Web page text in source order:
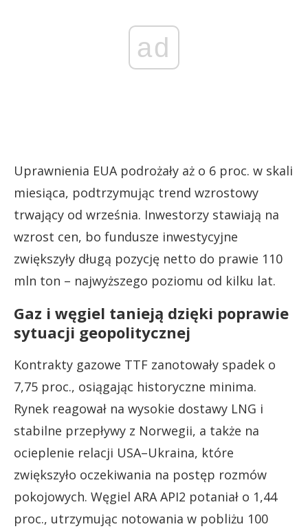
ad
Uprawnienia EUA podrożały aż o 6 proc. w skali
miesiąca, podtrzymując trend wzrostowy
trwający od września. Inwestorzy stawiają na
wzrost cen, bo fundusze inwestycyjne
zwiększyły długą pozycję netto do prawie 110
mln ton – najwyższego poziomu od kilku lat.
Gaz i węgiel tanieją dzięki poprawie
sytuacji geopolitycznej
Kontrakty gazowe TTF zanotowały spadek o
7,75 proc., osiągając historyczne minima.
Rynek reagował na wysokie dostawy LNG i
stabilne przepływy z Norwegii, a także na
ocieplenie relacji USA–Ukraina, które
zwiększyło oczekiwania na postęp rozmów
pokojowych. Węgiel ARA API2 potaniał o 1,44
proc., utrzymując notowania w pobliżu 100